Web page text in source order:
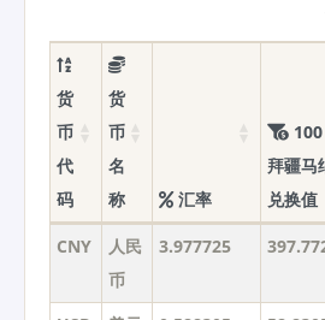
货
币
代
码
货
币
名
称
汇率
100
拜疆马
兑换值
CNY
人民
币
3.977725